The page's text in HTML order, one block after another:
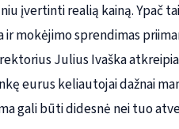
įvertinti realią kainą. Ypač
mokėjimo sprendimas
Julius Ivaška
eurus keliautojai dažnai
gali būti didesnė nei tuo